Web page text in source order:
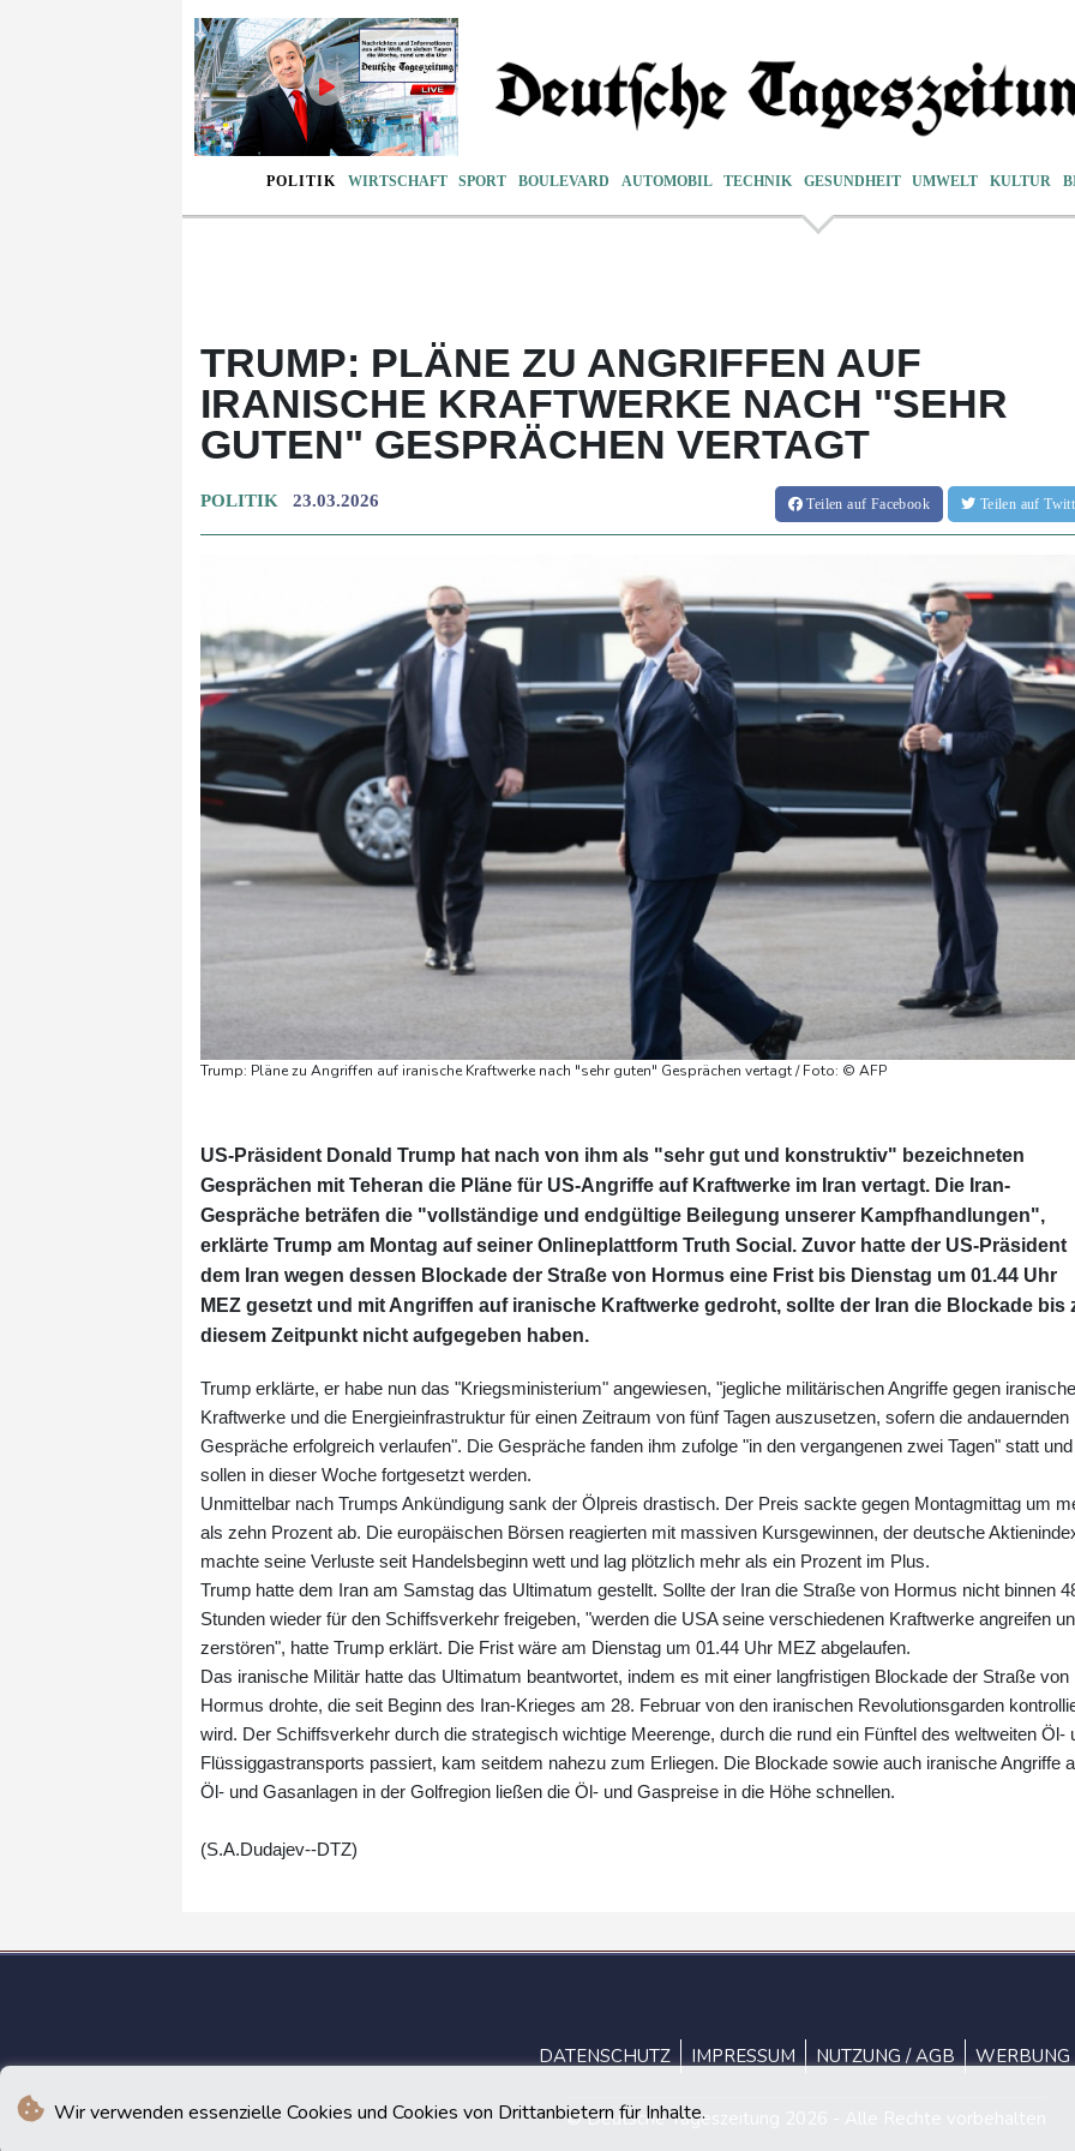
Wir verwenden essenzielle Cookies und Cookies von Drittanbietern für Inhalte.
POLITIK WIRTSCHAFT SPORT BOULEVARD AUTOMOBIL TECHNIK GESUNDHEIT UMWELT KULTUR
TRUMP: PLÄNE ZU ANGRIFFEN AUF
IRANISCHE KRAFTWERKE NACH "SEHR
GUTEN" GESPRÄCHEN VERTAGT
POLITIK 23.03.2026 Teilenauf Facebook Teilen auf
Trump: Pläne zu Angriffen auf iranische Kraftwerke nach "sehr guten" Gesprächen vertagt / Foto: © AFP
US-Präsident Donald Trump hat nach von ihm als "sehr gut und konstruktiv" bezeichneten
Gesprächen mit Teheran die Pläne für US-Angriffe auf Kraftwerke im Iran vertagt. Die Iran-
Gespräche beträfen die "vollständige und endgültige Beilegung unserer Kampfhandlungen",
erklärte Trump am Montag auf seiner Onlineplattform Truth Social. Zuvor hatte der US-Präsident
dem Iran wegen dessen Blockade der Straße von Hormus eine Frist bis Dienstag um 01.44 Uhr
MEZ gesetzt und mit Angriffen auf iranische Kraftwerke gedroht, sollte der Iran die Blockade bis
diesem Zeitpunkt nicht aufgegeben haben.
Trump erklärte, er habe nun das "Kriegsministerium" angewiesen, "jegliche militärischen Angriffe gegen iranische
Kraftwerke und die Energieinfrastruktur für einen Zeitraum von fünf Tagen auszusetzen, sofern die andauernden
Gespräche erfolgreich verlaufen". Die Gespräche fanden ihm zufolge "in den vergangenen zwei Tagen" statt und
sollen in dieser Woche fortgesetzt werden.
Unmittelbar nach Trumps Ankündigung sank der Ölpreis drastisch. Der Preis sackte gegen Montagmittag um
als zehn Prozent ab. Die europäischen Börsen reagierten mit massiven Kursgewinnen, der deutsche
machte seine Verluste seit Handelsbeginn wett und lag plötzlich mehr als ein Prozent im Plus.
Trump hatte dem Iran am Samstag das Ultimatum gestellt. Sollte der Iran die Straße von Hormus nicht binnen
Stunden wieder für den Schiffsverkehr freigeben, "werden die USA seine verschiedenen Kraftwerke angreifen
zerstören", hatte Trump erklärt. Die Frist wäre am Dienstag um 01.44 Uhr MEZ abgelaufen.
Das iranische Militär hatte das Ultimatum beantwortet, indem es mit einer langfristigen Blockade der Straße von
Hormus drohte, die seit Beginn des Iran-Krieges am 28. Februar von den iranischen Revolutionsgarden
wird. Der Schiffsverkehr durch die strategisch wichtige Meerenge, durch die rund ein Fünftel des weltweiten Öl-
Flüssiggastransports passiert, kam seitdem nahezu zum Erliegen. Die Blockade sowie auch iranische Angriffe
Öl- und Gasanlagen in der Golfregion ließen die Öl- und Gaspreise in die Höhe schnellen.
(S.A.Dudajev--DTZ)
DATENSCHUTZ IMPRESSUM NUTZUNG / AGB WERBUNG
© Deutsche Tageszeitung 2026 - Alle Rechte vorbehalten